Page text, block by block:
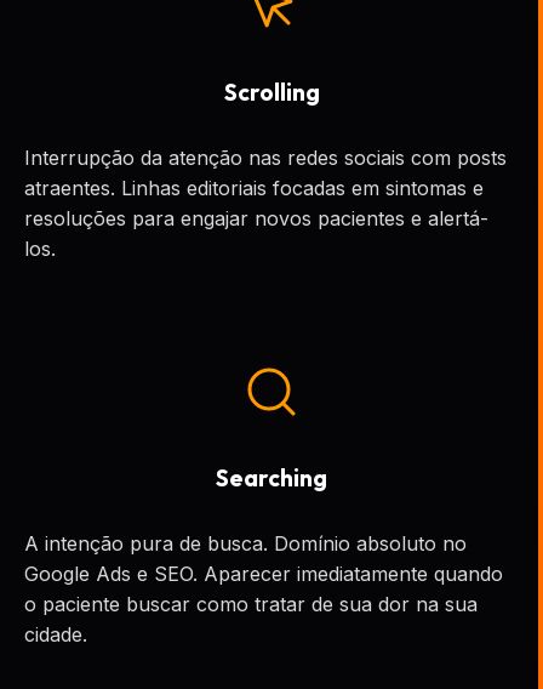
Scrolling
Interrupção da atenção nas redes sociais com posts
atraentes. Linhas editoriais focadas em sintomas e
resoluções para engajar novos pacientes e alertá-
los.
Searching
A intenção pura de busca. Domínio absoluto no
Google Ads e SEO. Aparecer imediatamente quando
o paciente buscar como tratar de sua dor na sua
cidade.